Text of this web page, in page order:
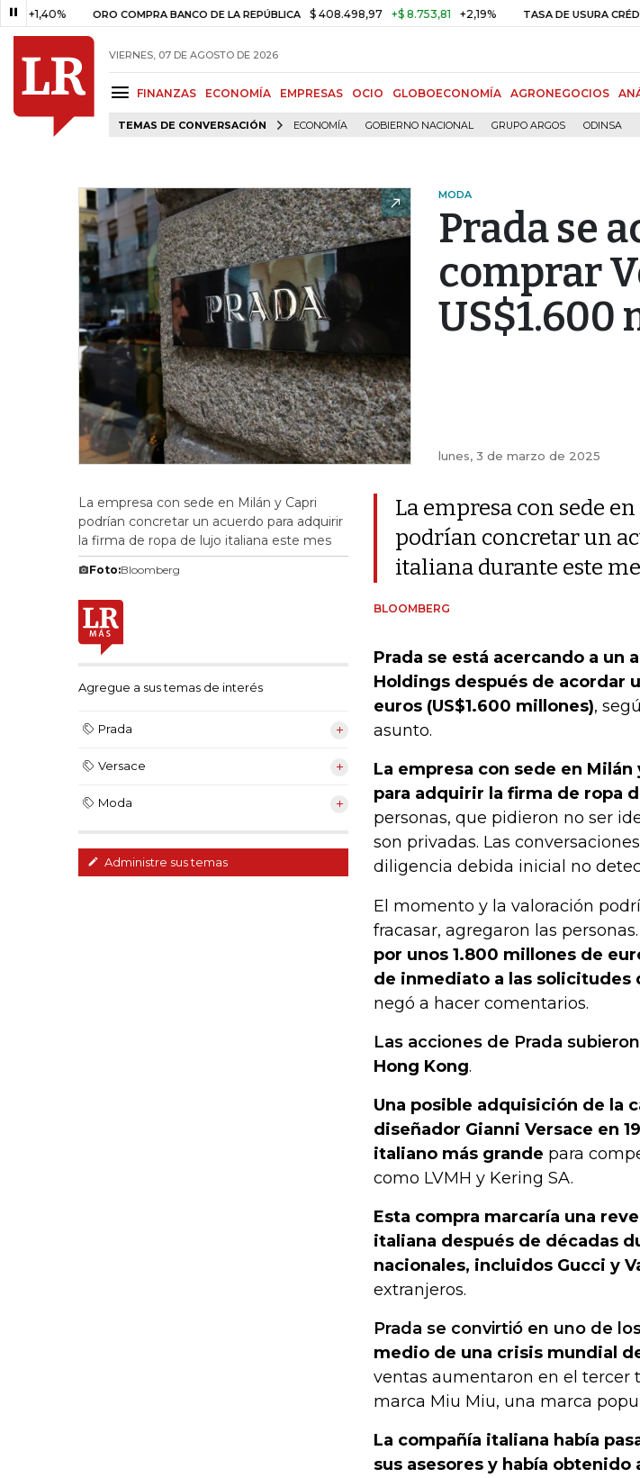
ORO COMPRA BANCO DE LA REPÚBLICA $ 408.498,97 +$ 8.753,81 +2,19% TASA DE USURA CRÉDITO
VIERNES, 07 DE AGOSTO DE 2026
FINANZAS ECONOMÍA EMPRESAS OCIO GLOBOECONOMÍA AGRONEGOCIOS
TEMAS DE CONVERSACIÓN ECONOMÍA GOBIERNO NACIONAL GRUPO ARGOS ODINSA
MODA
Prada se
comprar
US$1.600
lunes, 3 de marzo de 2025
La empresa con sede en Milán y Capri
podrían concretar un acuerdo para adquirir
la firma de ropa de lujo italiana este mes
Foto:Bloomberg
Agregue a sus temas de interés
Prada
Versace
Moda
Administre sus temas
La empresa con sede
podrían concretar un
italiana durante este
BLOOMBERG
Prada se está acercando a un
Holdings después de acordar
euros (US$1.600 millones),
asunto.
La empresa con sede en
para adquirir la firma de ropa
personas, que pidieron no ser
son privadas. Las
diligencia debida inicial no
El momento y la valoración
fracasar, agregaron las personas.
por unos 1.800 millones de
de inmediato a las
negó a hacer comentarios.
Las acciones de Prada subieron
Hong Kong.
Una posible adquisición de la
diseñador Gianni Versace en
italiano más grande para
como LVMH y Kering SA.
Esta compra marcaría una
italiana después de décadas
nacionales, incluidos Gucci y
extranjeros.
Prada se convirtió en uno de
medio de una crisis mundial
ventas aumentaron en el tercer
marca Miu Miu, una marca
La compañía italiana había
sus asesores y había